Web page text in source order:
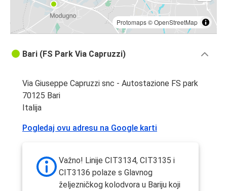
Protomaps©OpenStreetMap
Bari (FS Park Via Capruzzi)
Via Giuseppe Capruzzi snc - Autostazione FS park
70125 Bari
Italija
Pogledaj ovu adresu na Google karti
Važno! Linije CIT3134, CIT3135 i
CIT3136 polaze s Glavnog
željezničkog kolodvora u Bariju koji